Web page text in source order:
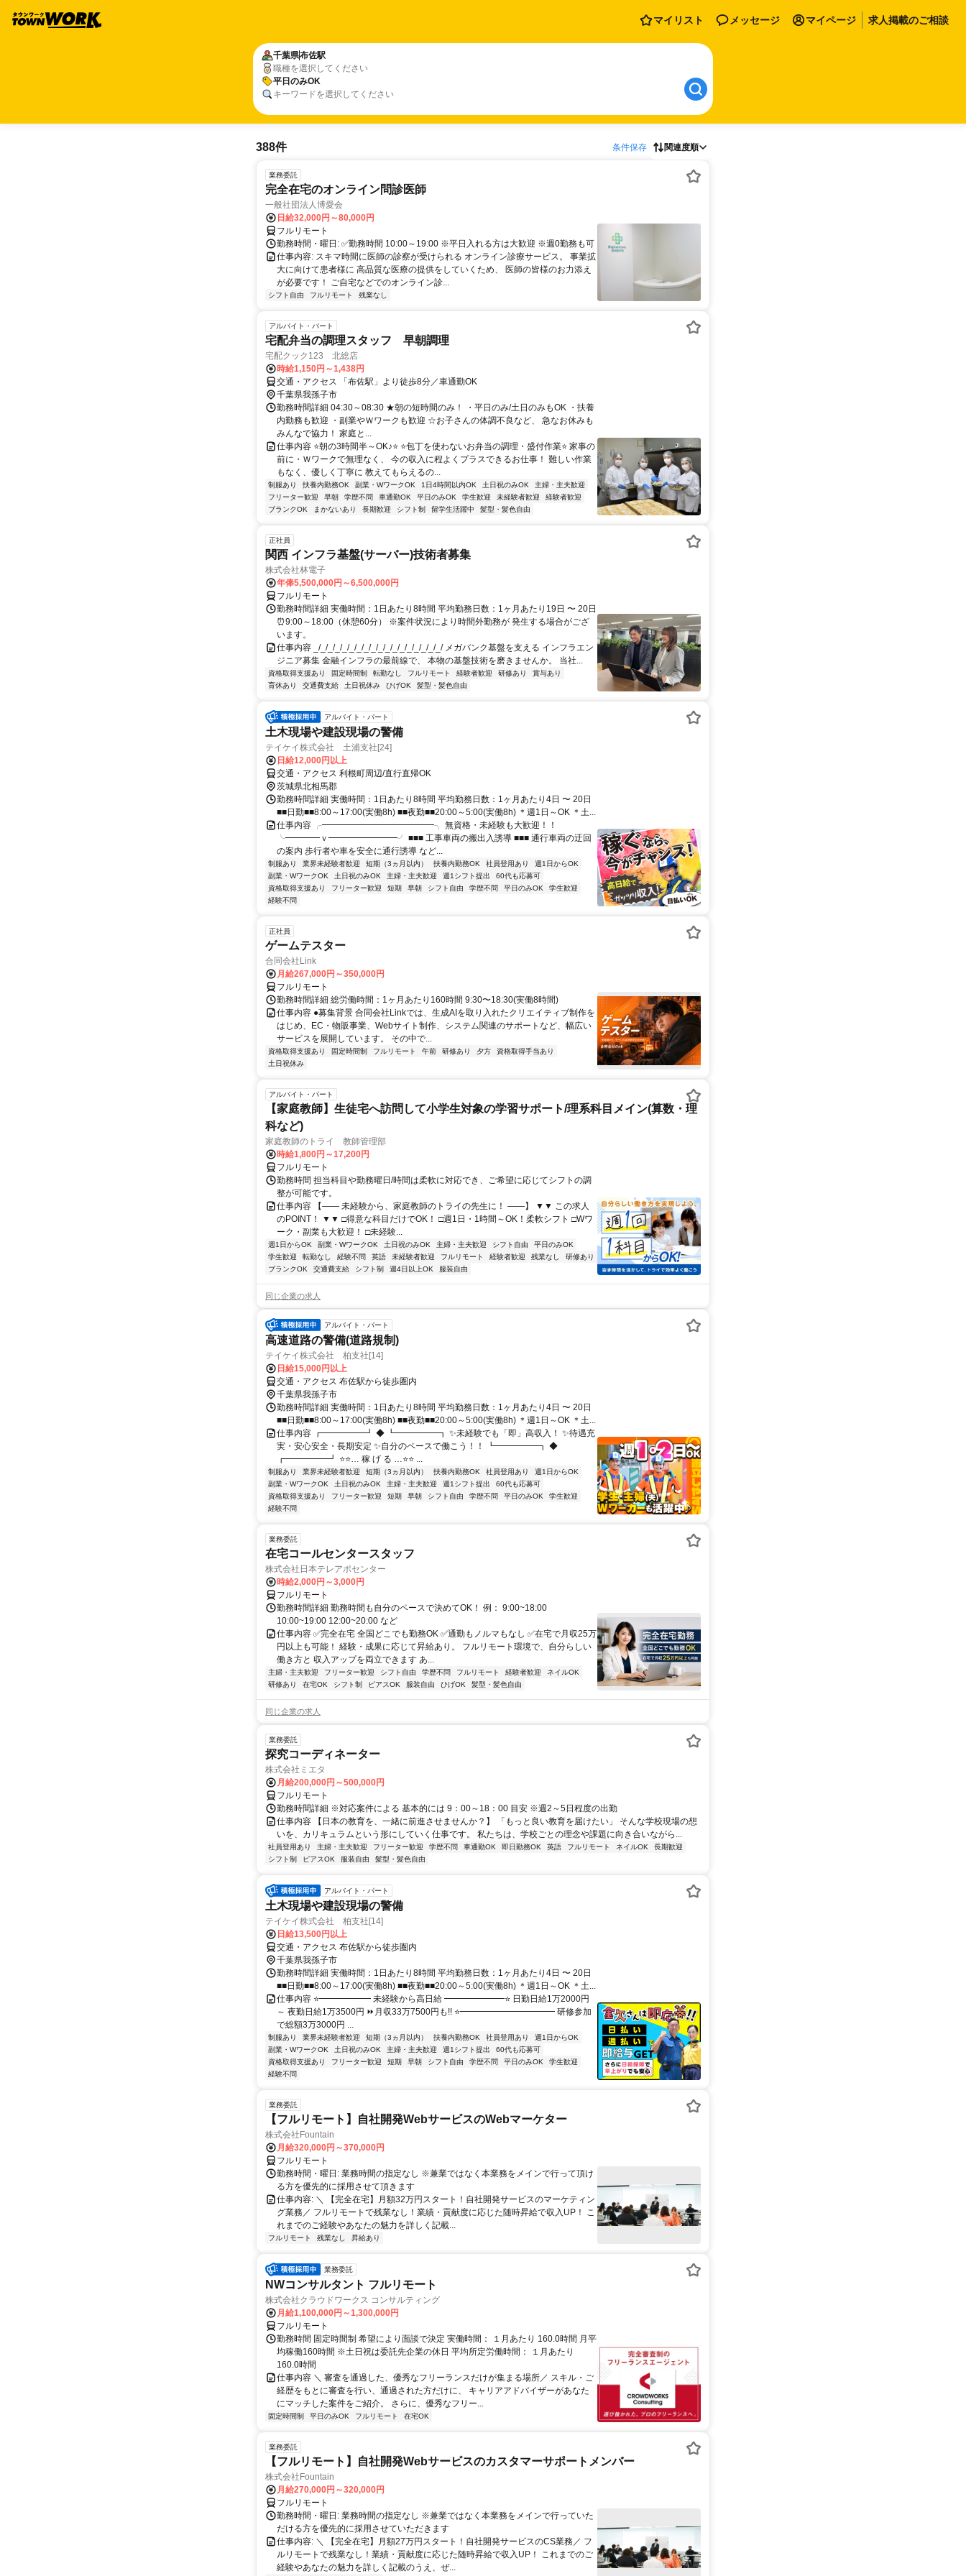
マイリスト メッセージ マイページ 求人掲載のご相談
千葉県布佐駅
職種を選択してください
平日のみOK
キーワードを選択してください
388件 条件保存 関連度順
業務委託
完全在宅のオンライン問診医師
一般社団法人博愛会
日給32,000円～80,000円
フルリモート
勤務時間・曜日: ✅勤務時間 10:00～19:00 ※平日入れる方は大歓迎 ※週0勤務も可
仕事内容: スキマ時間に医師の診察が受けられる オンライン診療サービス。 事業拡
大に向けて患者様に 高品質な医療の提供をしていくため、 医師の皆様のお力添え
が必要です！ ご自宅などでのオンライン診...
シフト自由 フルリモート 残業なし
アルバイト・パート
宅配弁当の調理スタッフ 早朝調理
宅配クック123 北総店
時給1,150円～1,438円
交通・アクセス 「布佐駅」より徒歩8分／車通勤OK
千葉県我孫子市
勤務時間詳細 04:30～08:30 ★朝の短時間のみ！ ・平日のみ/土日のみもOK ・扶養
内勤務も歓迎 ・副業やＷワークも歓迎 ☆お子さんの体調不良など、 急なお休みも
みんなで協力！ 家庭と...
仕事内容 ⭐朝の3時間半～OK♪⭐ ⭐包丁を使わないお弁当の調理・盛付作業⭐ 家事の
前に・Ｗワークで無理なく、 今の収入に程よくプラスできるお仕事！ 難しい作業
もなく、優しく丁寧に 教えてもらえるの...
制服あり 扶養内勤務OK 副業・WワークOK 1日4時間以内OK 土日祝のみOK
主婦・主夫歓迎
フリーター歓迎
早朝 学歴不問 車通勤OK 平日のみOK 学生歓迎 未経験者歓迎
経験者歓迎
ブランクOK
まかないあり 長期歓迎 シフト制 留学生活躍中 髪型・髪色自由
正社員
関西 インフラ基盤(サーバー)技術者募集
株式会社林電子
年俸5,500,000円～6,500,000円
フルリモート
勤務時間詳細 実働時間：1日あたり8時間 平均勤務日数：1ヶ月あたり19日 〜 20日
⏰9:00～18:00（休憩60分） ※案件状況により時間外勤務が 発生する場合がござ
います。
仕事内容 _/_/_/_/_/_/_/_/_/_/_/_/_/_/_/_/_/_/ メガバンク基盤を支える インフラエン
ジニア募集 金融インフラの最前線で、 本物の基盤技術を磨きませんか。 当社...
資格取得支援あり 固定時間制 転勤なし フルリモート 経験者歓迎 研修あり
賞与あり
育休あり
交通費支給 土日祝休み ひげOK 髪型・髪色自由
アルバイト・パート
土木現場や建設現場の警備
テイケイ株式会社 土浦支社[24]
日給12,000円以上
交通・アクセス 利根町周辺/直行直帰OK
茨城県北相馬郡
勤務時間詳細 実働時間：1日あたり8時間 平均勤務日数：1ヶ月あたり4日 〜 20日
■■日勤■■8:00～17:00(実働8h) ■■夜勤■■20:00～5:00(実働8h) ＊週1日～OK ＊土...
仕事内容 ╭━━━━━━━━━━━━━╮ 無資格・未経験も大歓迎！！
╰━━━━ｖ━━━━━━━━╯ ■■■ 工事車両の搬出入誘導 ■■■ 通行車両の迂回
の案内 歩行者や車を安全に通行誘導 など...
制服あり 業界未経験者歓迎 短期（3ヵ月以内） 扶養内勤務OK 社員登用あり
週1日からOK
副業・WワークOK
土日祝のみOK 主婦・主夫歓迎 週1シフト提出
60代も応募可
資格取得支援あり
フリーター歓迎 短期 早朝 シフト自由 学歴不問 平日のみOK
学生歓迎
経験不問
正社員
ゲームテスター
合同会社Link
月給267,000円～350,000円
フルリモート
勤務時間詳細 総労働時間：1ヶ月あたり160時間 9:30〜18:30(実働8時間)
仕事内容 ●募集背景 合同会社Linkでは、生成AIを取り入れたクリエイティブ制作を
はじめ、EC・物販事業、Webサイト制作、システム関連のサポートなど、幅広い
サービスを展開しています。 その中で...
資格取得支援あり 固定時間制 フルリモート 午前 研修あり 夕方
資格取得手当あり
土日祝休み
アルバイト・パート
【家庭教師】生徒宅へ訪問して小学生対象の学習サポート/理系科目メイン(算数・理
科など)
家庭教師のトライ 教師管理部
時給1,800円～17,200円
フルリモート
勤務時間 担当科目や勤務曜日/時間は柔軟に対応でき、ご希望に応じてシフトの調
整が可能です。
仕事内容 【―― 未経験から、家庭教師のトライの先生に！ ――】 ▼▼ この求人
のPOINT！ ▼▼ □得意な科目だけでOK！ □週1日・1時間～OK！柔軟シフト □Wワ
ーク・副業も大歓迎！ □未経験...
週1日からOK 副業・WワークOK 土日祝のみOK 主婦・主夫歓迎 シフト自由
平日のみOK
学生歓迎
転勤なし 経験不問 英語 未経験者歓迎 フルリモート 経験者歓迎 残業なし
研修あり
ブランクOK
交通費支給 シフト制 週4日以上OK 服装自由
同じ企業の求人
アルバイト・パート
高速道路の警備(道路規制)
テイケイ株式会社 柏支社[14]
日給15,000円以上
交通・アクセス 布佐駅から徒歩圏内
千葉県我孫子市
勤務時間詳細 実働時間：1日あたり8時間 平均勤務日数：1ヶ月あたり4日 〜 20日
■■日勤■■8:00～17:00(実働8h) ■■夜勤■■20:00～5:00(実働8h) ＊週1日～OK ＊土...
仕事内容 ┏━━━━━┛ ◆ ┗━━━━━┓ ✨未経験でも「即」高収入！ ✨待遇充
実・安心安全・長期安定 ✨自分のペースで働こう！！ ┗━━━━━┓ ◆
┏━━━━━┛ ⭐⭐… 稼 げ る …⭐⭐ ...
制服あり 業界未経験者歓迎 短期（3ヵ月以内） 扶養内勤務OK 社員登用あり
週1日からOK
副業・WワークOK
土日祝のみOK 主婦・主夫歓迎 週1シフト提出
60代も応募可
資格取得支援あり
フリーター歓迎 短期 早朝 シフト自由 学歴不問 平日のみOK
学生歓迎
経験不問
業務委託
在宅コールセンタースタッフ
株式会社日本テレアポセンター
時給2,000円～3,000円
フルリモート
勤務時間詳細 勤務時間も自分のペースで決めてOK！ 例： 9:00~18:00
10:00~19:00 12:00~20:00 など
仕事内容 ✅完全在宅 全国どこでも勤務OK ✅通勤もノルマもなし ✅在宅で月収25万
円以上も可能！ 経験・成果に応じて昇給あり。 フルリモート環境で、自分らしい
働き方と 収入アップを両立できます あ...
主婦・主夫歓迎 フリーター歓迎 シフト自由 学歴不問 フルリモート 経験者歓迎
ネイルOK
研修あり
在宅OK シフト制 ピアスOK 服装自由 ひげOK 髪型・髪色自由
同じ企業の求人
業務委託
探究コーディネーター
株式会社ミエタ
月給200,000円～500,000円
フルリモート
勤務時間詳細 ※対応案件による 基本的には 9：00～18：00 目安 ※週2～5日程度の出勤
仕事内容 【日本の教育を、一緒に前進させませんか？】 「もっと良い教育を届けたい」 そんな学校現場の想
いを、カリキュラムという形にしていく仕事です。 私たちは、学校ごとの理念や課題に向き合いながら...
社員登用あり 主婦・主夫歓迎 フリーター歓迎 学歴不問 車通勤OK 即日勤務OK 英語 フルリモート ネイルOK
長期歓迎
シフト制
ピアスOK 服装自由 髪型・髪色自由
アルバイト・パート
土木現場や建設現場の警備
テイケイ株式会社 柏支社[14]
日給13,500円以上
交通・アクセス 布佐駅から徒歩圏内
千葉県我孫子市
勤務時間詳細 実働時間：1日あたり8時間 平均勤務日数：1ヶ月あたり4日 〜 20日
■■日勤■■8:00～17:00(実働8h) ■■夜勤■■20:00～5:00(実働8h) ＊週1日～OK ＊土...
仕事内容 ⭐━━━━━━ 未経験から高日給 ━━━━━━━⭐ 日勤日給1万2000円
～ 夜勤日給1万3500円 ⏩月収33万7500円も!! ⭐━━━━━━━━━━━ 研修参加
で総額3万3000円 ...
制服あり 業界未経験者歓迎 短期（3ヵ月以内） 扶養内勤務OK 社員登用あり
週1日からOK
副業・WワークOK
土日祝のみOK 主婦・主夫歓迎 週1シフト提出
60代も応募可
資格取得支援あり
フリーター歓迎 短期 早朝 シフト自由 学歴不問 平日のみOK
学生歓迎
経験不問
業務委託
【フルリモート】自社開発WebサービスのWebマーケター
株式会社Fountain
月給320,000円～370,000円
フルリモート
勤務時間・曜日: 業務時間の指定なし ※兼業ではなく本業務をメインで行って頂け
る方を優先的に採用させて頂きます
仕事内容: ＼ 【完全在宅】月額32万円スタート！自社開発サービスのマーケティン
グ業務／ フルリモートで残業なし！業績・貢献度に応じた随時昇給で収入UP！ こ
れまでのご経験やあなたの魅力を詳しく記載...
フルリモート 残業なし 昇給あり
業務委託
NWコンサルタント フルリモート
株式会社クラウドワークス コンサルティング
月給1,100,000円～1,300,000円
フルリモート
勤務時間 固定時間制 希望により面談で決定 実働時間： １月あたり 160.0時間 月平
均稼働160時間 ※土日祝は委託先企業の休日 平均所定労働時間： １月あたり
160.0時間
仕事内容 ＼ 審査を通過した、優秀なフリーランスだけが集まる場所／ スキル・ご
経歴をもとに審査を行い、通過された方だけに、 キャリアアドバイザーがあなた
にマッチした案件をご紹介。 さらに、優秀なフリー...
固定時間制 平日のみOK フルリモート 在宅OK
業務委託
【フルリモート】自社開発Webサービスのカスタマーサポートメンバー
株式会社Fountain
月給270,000円～320,000円
フルリモート
勤務時間・曜日: 業務時間の指定なし ※兼業ではなく本業務をメインで行っていた
だける方を優先的に採用させていただきます
仕事内容: ＼ 【完全在宅】月額27万円スタート！自社開発サービスのCS業務／ フ
ルリモートで残業なし！業績・貢献度に応じた随時昇給で収入UP！ これまでのご
経験やあなたの魅力を詳しく記載のうえ、ぜ...